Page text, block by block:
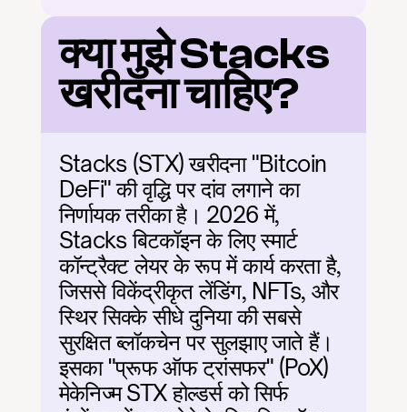
क्या मुझे Stacks
खरीदना चाहिए?
Stacks (STX) खरीदना "Bitcoin
DeFi" की वृद्धि पर दांव लगाने का
निर्णायक तरीका है। 2026 में,
Stacks बिटकॉइन के लिए स्मार्ट
कॉन्ट्रैक्ट लेयर के रूप में कार्य करता है,
जिससे विकेंद्रीकृत लेंडिंग, NFTs, और
स्थिर सिक्के सीधे दुनिया की सबसे
सुरक्षित ब्लॉकचेन पर सुलझाए जाते हैं।
इसका "प्रूफ ऑफ ट्रांसफर" (PoX)
मेकेनिज्म STX होल्डर्स को सिर्फ